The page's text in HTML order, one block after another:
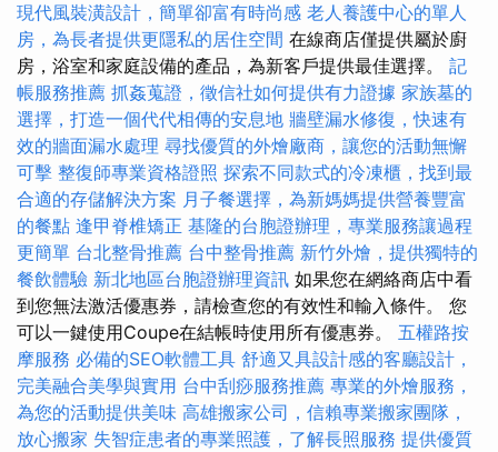
現代風裝潢設計，簡單卻富有時尚感 老人養護中心的單人
房，為長者提供更隱私的居住空間 在線商店僅提供屬於廚
房，浴室和家庭設備的產品，為新客戶提供最佳選擇。 記
帳服務推薦 抓姦蒐證，徵信社如何提供有力證據 家族墓的
選擇，打造一個代代相傳的安息地 牆壁漏水修復，快速有
效的牆面漏水處理 尋找優質的外燴廠商，讓您的活動無懈
可擊 整復師專業資格證照 探索不同款式的冷凍櫃，找到最
合適的存儲解決方案 月子餐選擇，為新媽媽提供營養豐富
的餐點 逢甲脊椎矯正 基隆的台胞證辦理，專業服務讓過程
更簡單 台北整骨推薦 台中整骨推薦 新竹外燴，提供獨特的
餐飲體驗 新北地區台胞證辦理資訊 如果您在網絡商店中看
到您無法激活優惠券，請檢查您的有效性和輸入條件。 您
可以一鍵使用Coupe在結帳時使用所有優惠券。 五權路按
摩服務 必備的SEO軟體工具 舒適又具設計感的客廳設計，
完美融合美學與實用 台中刮痧服務推薦 專業的外燴服務，
為您的活動提供美味 高雄搬家公司，信賴專業搬家團隊，
放心搬家 失智症患者的專業照護，了解長照服務 提供優質